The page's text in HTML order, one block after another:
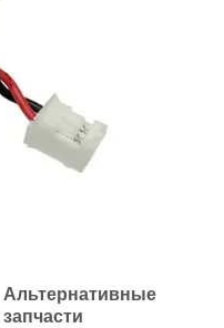
Альтернативные
запчасти